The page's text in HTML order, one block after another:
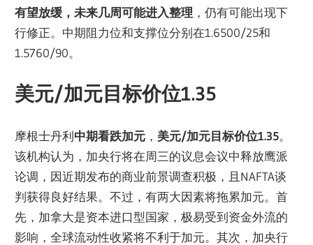
有望放缓，未来几周可能进入整理 ，仍有可能出现下
行修正。中期阻力位和支撑位分别在1.6500/25和
1.5760/90。
美元/加元目标价位1.35
摩根士丹利中期看跌加元 ， 美元/加元目标价位1.35。
该机构认为，加央行将在周三的议息会议中释放鹰派
论调，因近期发布的商业前景调查积极，且NAFTA谈
判获得良好结果。不过，有两大因素将拖累加元。首
先，加拿大是资本进口型国家，极易受到资金外流的
影响，全球流动性收紧将不利于加元。其次，加央行